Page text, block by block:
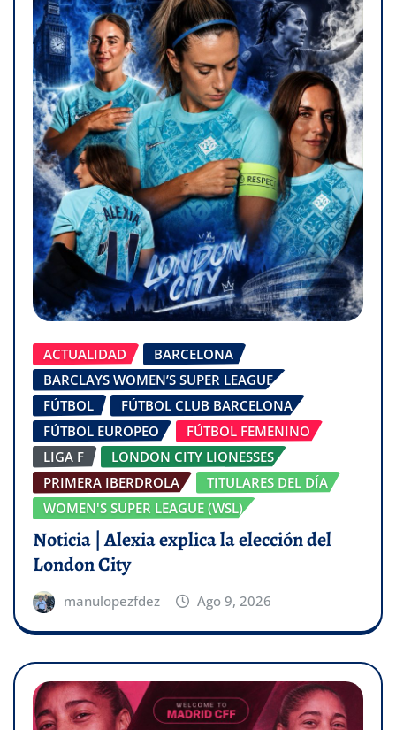
ACTUALIDAD
BARCELONA
BARCLAYS WOMEN’S SUPER LEAGUE
FÚTBOL
FÚTBOL CLUB BARCELONA
FÚTBOL EUROPEO
FÚTBOL FEMENINO
LIGA F
LONDON CITY LIONESSES
PRIMERA IBERDROLA
TITULARES DEL DÍA
WOMEN'S SUPER LEAGUE (WSL)
Noticia | Alexia explica la elección del
London City
manulopezfdez Ago 9, 2026